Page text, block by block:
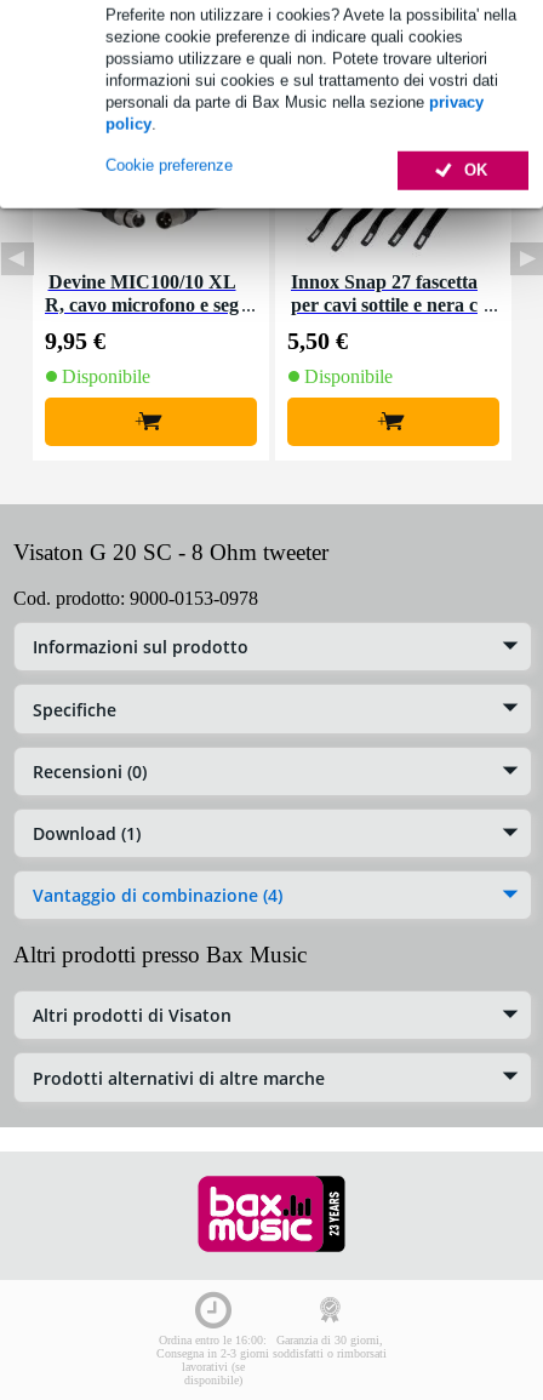
Preferite non utilizzare i cookies? Avete la possibilita' nella
sezione cookie preferenze di indicare quali cookies
possiamo utilizzare e quali non. Potete trovare ulteriori
informazioni sui cookies e sul trattamento dei vostri dati
personali da parte di Bax Music nella sezione privacy
policy.
OK
Cookie preferenze
Accessori (7)
Devine MIC100/10 XL
R, cavo microfono e seg
9,95 €
Disponibile
+
Innox Snap 27 fascetta
per cavi sottile e nera c
(10 pezzi)
5,50 €
Disponibile
+
Visaton G 20 SC - 8 Ohm tweeter
Cod. prodotto: 9000-0153-0978
Informazioni sul prodotto
Specifiche
Recensioni (0)
Download (1)
Vantaggio di combinazione (4)
Altri prodotti presso Bax Music
Altri prodotti di Visaton
Prodotti alternativi di altre marche
Ordina entro le 16:00:
Consegna in 2-3 giorni
lavorativi (se
disponibile)
Garanzia di 30 giorni,
soddisfatti o rimborsati